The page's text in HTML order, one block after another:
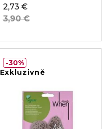
2,73 €
3,90 €
Exkluzivně
30%